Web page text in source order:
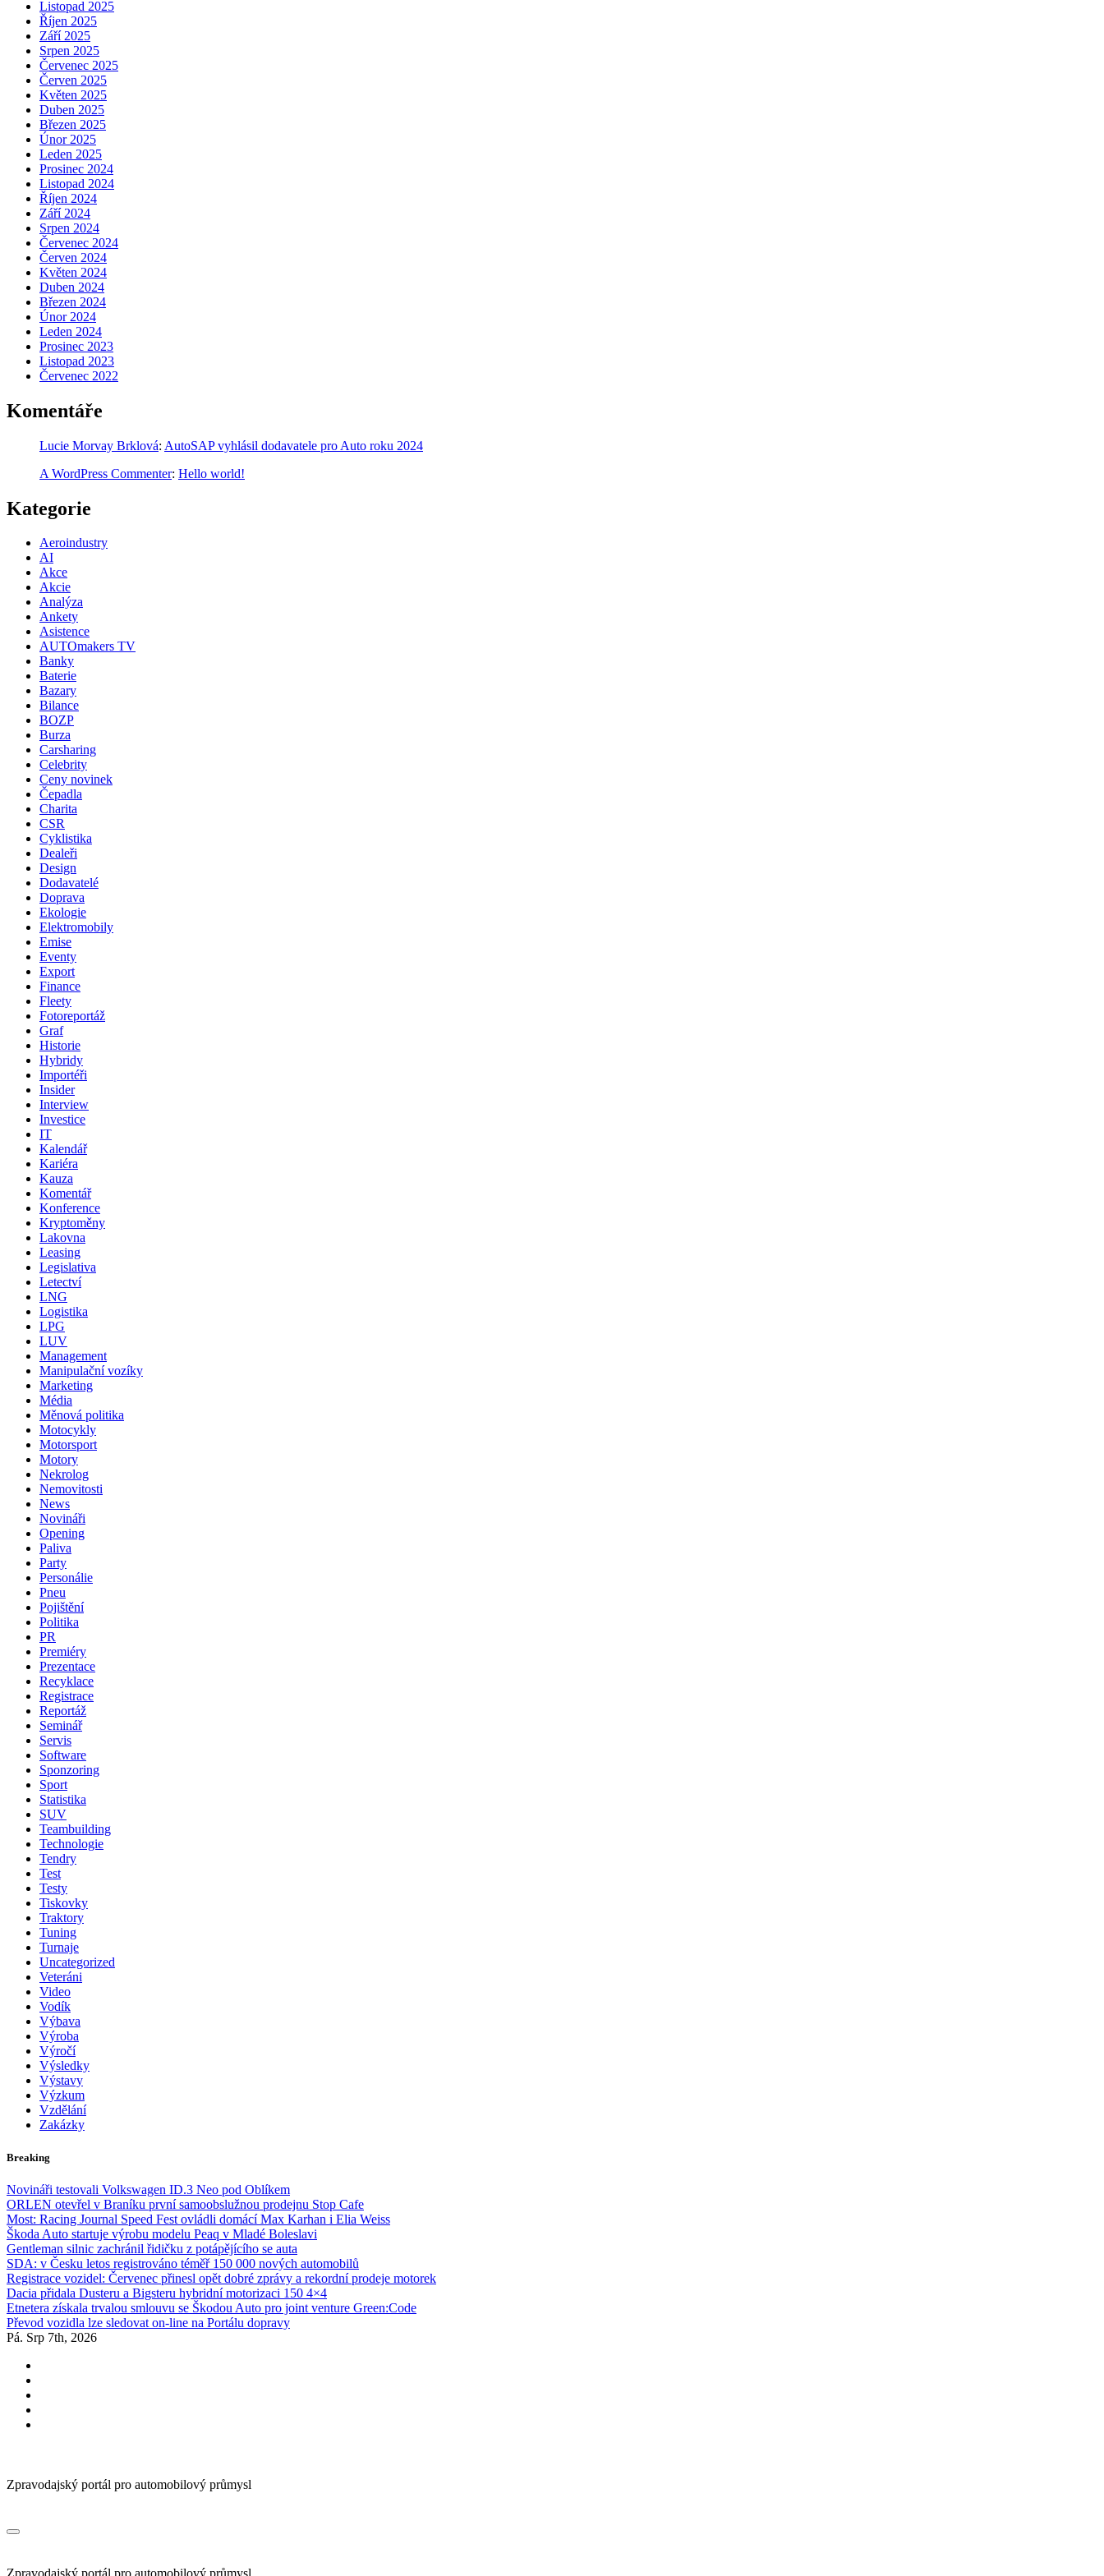
Listopad 2025
Říjen 2025
Září 2025
Srpen 2025
Červenec 2025
Červen 2025
Květen 2025
Duben 2025
Březen 2025
Únor 2025
Leden 2025
Prosinec 2024
Listopad 2024
Říjen 2024
Září 2024
Srpen 2024
Červenec 2024
Červen 2024
Květen 2024
Duben 2024
Březen 2024
Únor 2024
Leden 2024
Prosinec 2023
Listopad 2023
Červenec 2022
Komentáře
Lucie Morvay Brklová: AutoSAP vyhlásil dodavatele pro Auto roku 2024
A WordPress Commenter: Hello world!
Kategorie
Aeroindustry
AI
Akce
Akcie
Analýza
Ankety
Asistence
AUTOmakers TV
Banky
Baterie
Bazary
Bilance
BOZP
Burza
Carsharing
Celebrity
Ceny novinek
Čepadla
Charita
CSR
Cyklistika
Dealeři
Design
Dodavatelé
Doprava
Ekologie
Elektromobily
Emise
Eventy
Export
Finance
Fleety
Fotoreportáž
Graf
Historie
Hybridy
Importéři
Insider
Interview
Investice
IT
Kalendář
Kariéra
Kauza
Komentář
Konference
Kryptoměny
Lakovna
Leasing
Legislativa
Letectví
LNG
Logistika
LPG
LUV
Management
Manipulační vozíky
Marketing
Média
Měnová politika
Motocykly
Motorsport
Motory
Nekrolog
Nemovitosti
News
Novináři
Opening
Paliva
Party
Personálie
Pneu
Pojištění
Politika
PR
Premiéry
Prezentace
Recyklace
Registrace
Reportáž
Seminář
Servis
Software
Sponzoring
Sport
Statistika
SUV
Teambuilding
Technologie
Tendry
Test
Testy
Tiskovky
Traktory
Tuning
Turnaje
Uncategorized
Veteráni
Video
Vodík
Výbava
Výroba
Výročí
Výsledky
Výstavy
Výzkum
Vzdělání
Zakázky
Breaking
Novináři testovali Volkswagen ID.3 Neo pod Oblíkem
ORLEN otevřel v Braníku první samoobslužnou prodejnu Stop Cafe
Most: Racing Journal Speed Fest ovládli domácí Max Karhan i Elia Weiss
Škoda Auto startuje výrobu modelu Peaq v Mladé Boleslavi
Gentleman silnic zachránil řidičku z potápějícího se auta
SDA: v Česku letos registrováno téměř 150 000 nových automobilů
Registrace vozidel: Červenec přinesl opět dobré zprávy a rekordní prodeje motorek
Dacia přidala Dusteru a Bigsteru hybridní motorizaci 150 4×4
Etnetera získala trvalou smlouvu se Škodou Auto pro joint venture Green:Code
Převod vozidla lze sledovat on-line na Portálu dopravy
Pá. Srp 7th, 2026
Zpravodajský portál pro automobilový průmysl